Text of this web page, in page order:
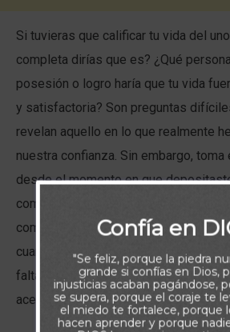
Si tuvieras que calificar tu vida del
completa dirías que es? ¿Qué
posesión o logro haría que tu vida
y satisfactoria? Son preguntas
revelan aquello en lo que realmente
nuestra confianza. Sin embargo, toma
desde el momento en que
como Salvador, te volviste “completo
completo en el idioma original significa
cuando no queda espacio para nada
falta nada; no careces de aquello que
aceptado y hallado íntegro delante de
Confía en
"Se feliz, porque la piedra
grande si confías en Dios,
injusticias acaban pagándose,
se supera, porque el coraje te
el miedo te fortalece, porque
hacen aprender y porque